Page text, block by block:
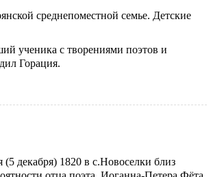
среднепоместной семье. Детские
ученика с творениями поэтов и
Горация.
декабря) 1820 в с.Новоселки близ